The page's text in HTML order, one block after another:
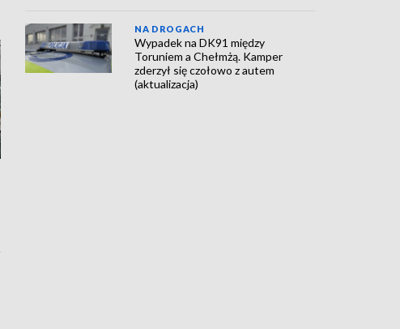
NA DROGACH
Wypadek na DK91 między
Toruniem a Chełmżą. Kamper
zderzył się czołowo z autem
(aktualizacja)